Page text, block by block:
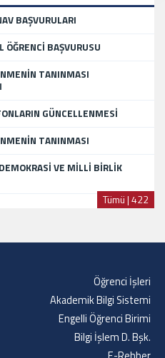
BAŞVURULARI
ÖĞRENCİ BAŞVURUSU
TANINMASI
GÜNCELLENMESİ
TANINMASI
VE MİLLİ BİRLİK
Tümü | 422
Öğrenci İşleri
Akademik Bilgi Sistemi
Engelli Öğrenci Birimi
Bilgi İşlem D. Bşk.